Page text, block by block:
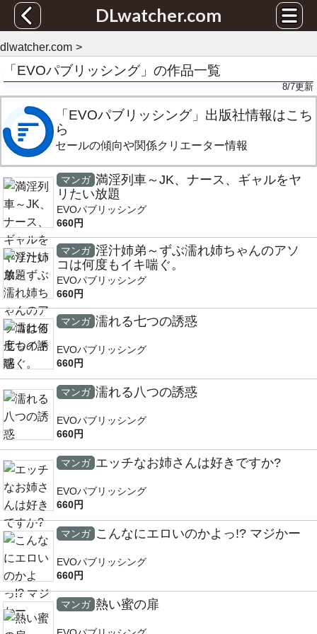
DLwatcher.com
dlwatcher.com
「EVOパブリッシング」の作品一覧
8/7更新
「EVOパブリッシング」出版社情報はこち
ら
セールの傾向や関係クリエーター情報
マンガ 満淫列車～JK、ナース、ギャルをヤ
リたい放題
EVOパブリッシング
660円
マンガ 淫汁姉弟～ずぶ濡れ姉ちゃんのアソ
コは何度もイキ喘ぐ。
EVOパブリッシング
660円
マンガ 濡れる七つの誘惑
EVOパブリッシング
660円
マンガ 濡れる八つの誘惑
EVOパブリッシング
660円
マンガ エッチなお姉さんは好きですか?
EVOパブリッシング
660円
マンガ こんなにエロいのかよっ!? マジかー
EVOパブリッシング
660円
マンガ 熱い蜜の扉